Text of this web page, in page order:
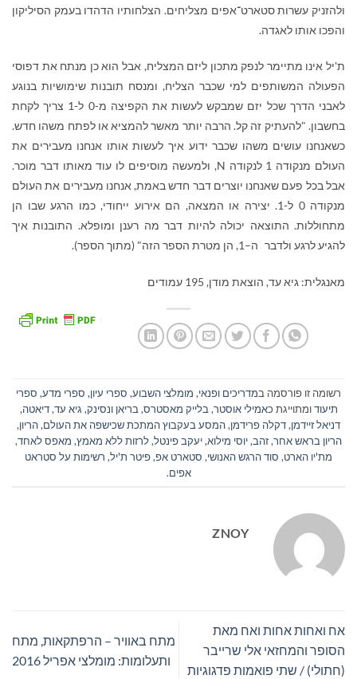
ולהזניק עשרות סטארט־אפים מצליחים. הצלחותיו הדהדו בעמק הסיליקון
והפכו אותו לאגדה.
ת'יל אינו מתיימר לנפק מתכון ליזם המצליח, אבל הוא כן מנתח את דפוסי
הפעולה המשותפים למי שכבר הצליח, ומנסח תובנות שימושיות בנוגע
לאבני הדרך שכל יזם שמבקש לעשות את הקפיצה מ-0 ל-1 צריך לקחת
בחשבון. "להעתיק זה קל. הרבה יותר מאשר להמציא או לפתח משהו חדש.
כשאנחנו עושים משהו שכבר ידוע איך לעשות אותו אנחנו מעבירים את
העולם מנקודה 1 לנקודה
N, ולמעשה מוסיפים לו עוד מאותו דבר מוכר.
אבל בכל פעם שאנחנו יוצרים דבר חדש באמת, אנחנו מעבירים את העולם
מנקודה 0 ל-1. יצירה או המצאה, הם אירוע ייחודי, כמו הרגע שבו הן
מתחוללות. התוצאה יכולה להיות דבר מה רענן ומופלא. התובנות איך
להגיע לרגע ולדבר ה–1, הן מטרת הספר הזה" (מתוך הספר).
מאנגלית: גיא עד, הוצאת מודן, 195 עמודים
רשומה זו פורסמה במדריכים ופנאי, מומלצי השבוע, ספרי עיון, ספרי מדע, ספרי
תיעודומתוייגת כאמילי אוסטר, בלייק מאסטרס, בריאן ונסינק, גיא עד,דיאטה,
דניאל זיידמן,דקלה פרידמן,המסע בעקבוץ המתכת שכישפה את העולם,הריון,
הריון בראש אחר,זהב,יוסי מילוא,יעקב פינטל,לרזות ללא מאמץ, מאפס לאחד,
מת'יו הארט, סוד הרגש האנושי, סטארט אפ,פיטר ת'יל, רשימות על סטראט
אפים.
ZNOY
אח ואחות אחות ואח מאת
הסופר והמחזאי אלי שרייבר
(חתולי) / שתי פואמות פדגוגיות
מתח באוויר – הרפתקאות, מתח
ותעלומות: מומלצי אפריל 2016